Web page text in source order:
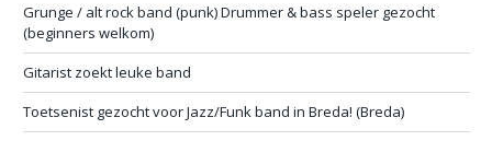
Grunge / alt rock band (punk) Drummer & bass speler gezocht
(beginners welkom)
Gitarist zoekt leuke band
Toetsenist gezocht voor Jazz/Funk band in Breda! (Breda)